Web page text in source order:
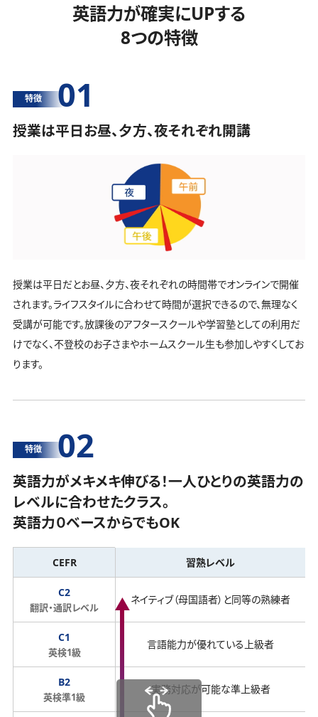
英語力が確実にUPする
8つの特徴
特徴 01
授業は平日お昼、夕方、夜それぞれ開講
授業は平日だとお昼、夕方、夜それぞれの時間帯でオンラインで開催
されます。ライフスタイルに合わせて時間が選択できるので、無理なく
受講が可能です。放課後のアフタースクールや学習塾としての利用だ
けでなく、不登校のお子さまやホームスクール生も参加しやすくしてお
ります。
特徴 02
英語力がメキメキ伸びる！一人ひとりの英語力の
レベルに合わせたクラス。
英語力０ベースからでもOK
CEFR 習熟レベル
C2
翻訳・通訳レベル
ネイティブ（母国語者）と同等の熟練者
C1
英検1級
言語能力が優れている上級者
B2
英検準1級
実務対応が可能な準上級者